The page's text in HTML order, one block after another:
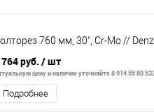
760 мм, 30", Cr-Mo //
руб. / шт
цену и наличие уточняйте 8 914 55 80
Подробнее